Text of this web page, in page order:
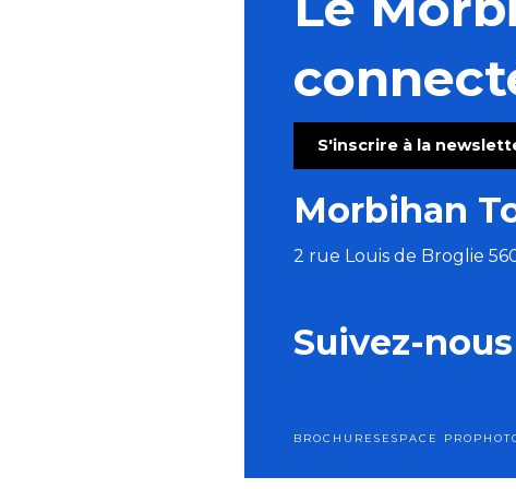
S'inscrire à la
Morbihan
2 rue Louis de Broglie
Suivez-nous
BROCHURES ESPACE PRO